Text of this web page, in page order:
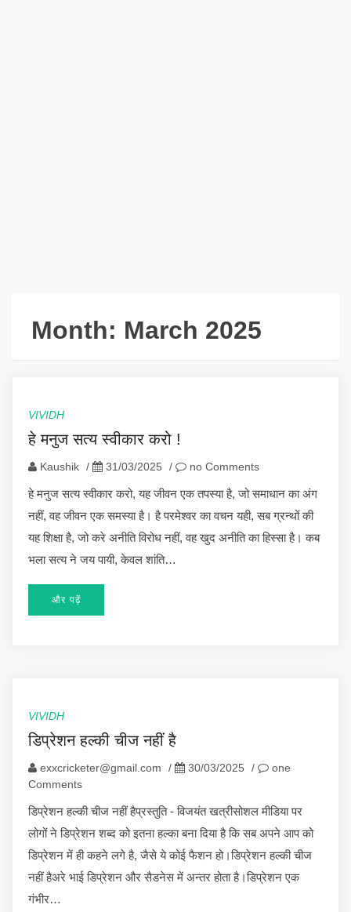
Month: March 2025
VIVIDH
हे मनुज सत्य स्वीकार करो !
Kaushik / 31/03/2025 / no Comments
हे मनुज सत्य स्वीकार करो, यह जीवन एक तपस्या है, जो समाधान का अंग
नहीं, वह जीवन एक समस्या है। है परमेश्वर का वचन यही, सब ग्रन्थों की
यह शिक्षा है, जो करे अनीति विरोध नहीं, वह खुद अनीति का हिस्सा है। कब
भला सत्य ने जय पायी, केवल शांति…
और पढ़ें
VIVIDH
डिप्रेशन हल्की चीज नहीं है
exxcricketer@gmail.com / 30/03/2025 /
one
Comments
डिप्रेशन हल्की चीज नहीं हैप्रस्तुति - विजयंत खत्रीसोशल मीडिया पर
लोगों ने डिप्रेशन शब्द को इतना हल्का बना दिया है कि सब अपने आप को
डिप्रेशन में ही कहने लगे है, जैसे ये कोई फैशन हो।डिप्रेशन हल्की चीज
नहीं हैअरे भाई डिप्रेशन और सैडनेस में अन्तर होता है।डिप्रेशन एक
गंभीर…